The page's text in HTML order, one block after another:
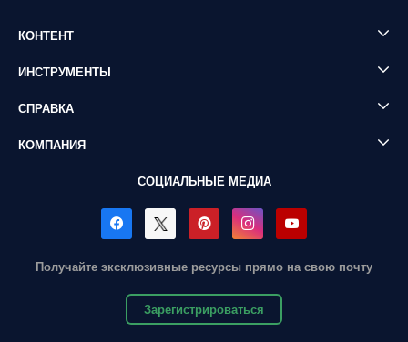
КОНТЕНТ
ИНСТРУМЕНТЫ
СПРАВКА
КОМПАНИЯ
СОЦИАЛЬНЫЕ МЕДИА
Получайте эксклюзивные ресурсы прямо на свою почту
Зарегистрироваться